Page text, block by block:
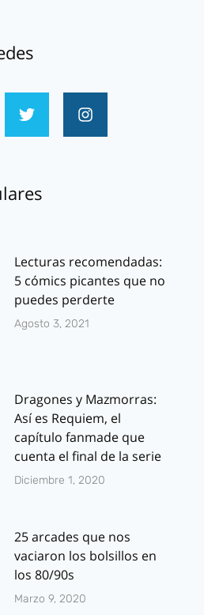
Lecturas recomendadas:
5 cómics picantes que no
puedes perderte
Agosto 3, 2021
Dragones y Mazmorras:
Así es Requiem, el
capítulo fanmade que
cuenta el final de la serie
Diciembre 1, 2020
25 arcades que nos
vaciaron los bolsillos en
los 80/90s
Marzo 9, 2020